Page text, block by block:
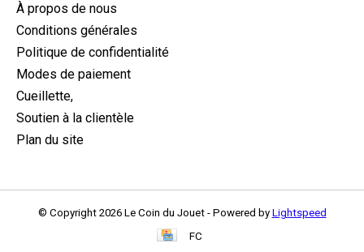
À propos de nous
Conditions générales
Politique de confidentialité
Modes de paiement
Cueillette,
Soutien à la clientèle
Plan du site
© Copyright 2026 Le Coin du Jouet - Powered by Lightspeed
FC